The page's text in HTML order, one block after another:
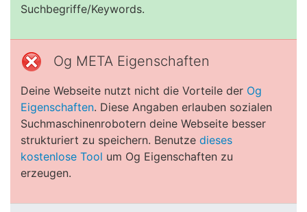
Suchbegriffe/Keywords.
Og META Eigenschaften
Deine Webseite nutzt nicht die Vorteile der Og
Eigenschaften. Diese Angaben erlauben sozialen
Suchmaschinenrobotern deine Webseite besser
strukturiert zu speichern. Benutze dieses
kostenlose Tool um Og Eigenschaften zu
erzeugen.